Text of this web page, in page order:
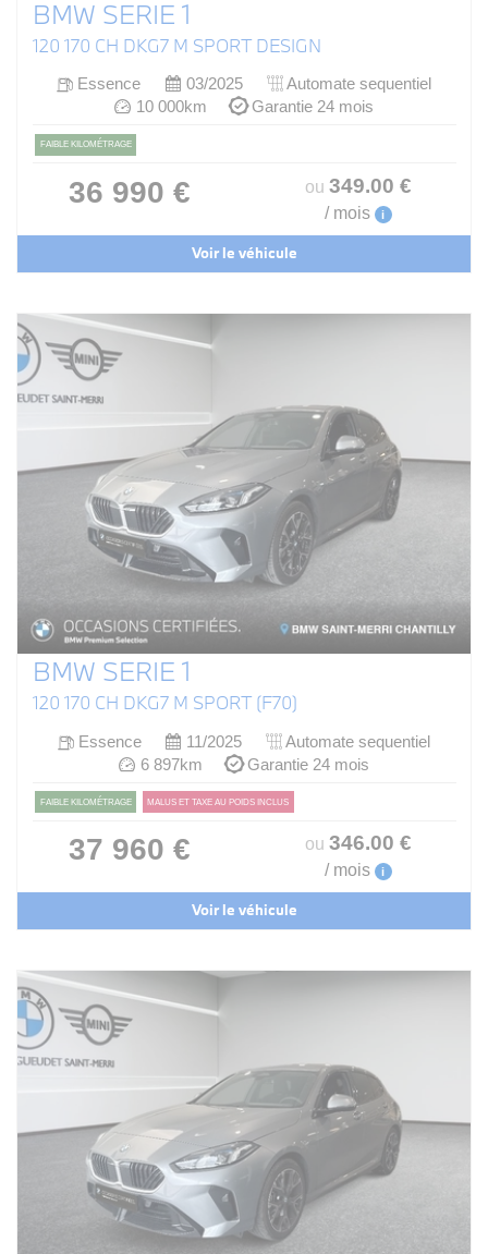
BMW SERIE 1
120 170 CH DKG7 M SPORT DESIGN
Essence 03/2025
Automate sequentiel
10 000km
Garantie 24 mois
FAIBLE KILOMÉTRAGE
36 990 € ou 349.00 €
/ mois i
Voir le véhicule
BMW SERIE 1
120 170 CH DKG7 M SPORT (F70)
Essence 11/2025
Automate sequentiel
6 897km
Garantie 24 mois
FAIBLE KILOMÉTRAGE MALUS ET TAXE AU POIDS INCLUS
37 960 € ou 346.00 €
/ mois i
Voir le véhicule